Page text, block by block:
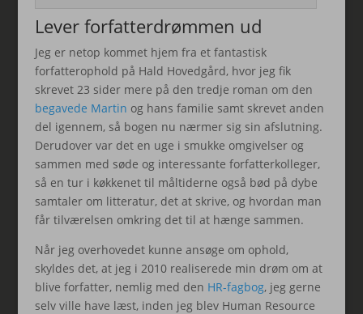
Lever forfatterdrømmen ud
Jeg er netop kommet hjem fra et fantastisk
forfatterophold på Hald Hovedgård, hvor jeg fik
skrevet 23 sider mere på den tredje roman om den
begavede Martin og hans familie samt skrevet anden
del igennem, så bogen nu nærmer sig sin afslutning.
Derudover var det en uge i smukke omgivelser og
sammen med søde og interessante forfatterkolleger,
så en tur i køkkenet til måltiderne også bød på dybe
samtaler om litteratur, det at skrive, og hvordan man
får tilværelsen omkring det til at hænge sammen.
Når jeg overhovedet kunne ansøge om ophold,
skyldes det, at jeg i 2010 realiserede min drøm om at
blive forfatter, nemlig med den HR-fagbog, jeg gerne
selv ville have læst, inden jeg blev Human Resource